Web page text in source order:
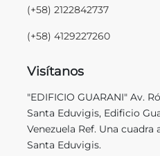
(+58) 2122842737
(+58) 4129227260
Visítanos
"EDIFICIO GUARANI" Av.
Santa Eduvigis, Edificio
Venezuela Ref. Una
Santa Eduvigis.